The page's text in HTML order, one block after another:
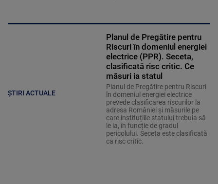
ȘTIRI ACTUALE
Planul de Pregătire pentru
Riscuri în domeniul energiei
electrice (PPR). Seceta,
clasificată risc critic. Ce
măsuri ia statul
Planul de Pregătire pentru Riscuri
în domeniul energiei electrice
prevede clasificarea riscurilor la
adresa României și măsurile pe
care instituțiile statului trebuia să
le ia, în funcție de gradul
pericolului. Seceta este clasificată
ca risc critic.